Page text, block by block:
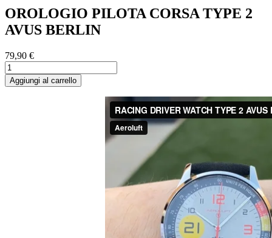
OROLOGIO PILOTA CORSA TYPE 2
AVUS BERLIN
79,90 €
Aggiungi al carrello